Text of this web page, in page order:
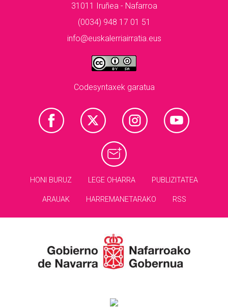
31011 Iruñea - Nafarroa
(0034) 948 17 01 51
info@euskalerriairratia.eus
Codesyntaxek garatua
HONI BURUZ LEGE OHARRA PUBLIZITATEA
ARAUAK HARREMANETARAKO RSS